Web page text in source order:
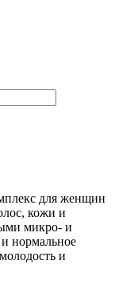
для женщин
кожи и
микро- и
нормальное
и